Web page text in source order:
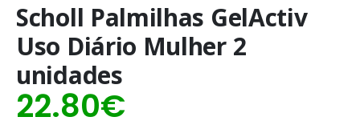
Scholl Palmilhas GelActiv
Uso Diário Mulher 2
unidades
22.80€